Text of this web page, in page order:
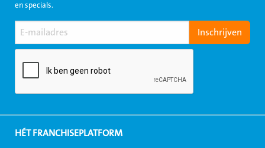
en specials.
HÉT FRANCHISEPLATFORM